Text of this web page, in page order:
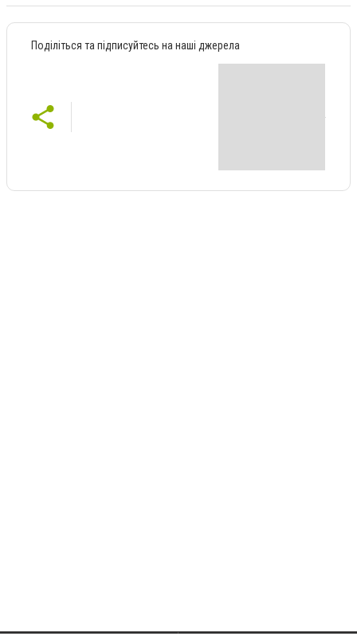
Поділіться та підписуйтесь на наші джерела